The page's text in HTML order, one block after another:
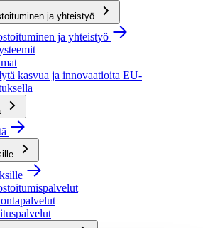
ja yhteistyö
ja yhteistyö
kasvua ja innovaatioita EU-